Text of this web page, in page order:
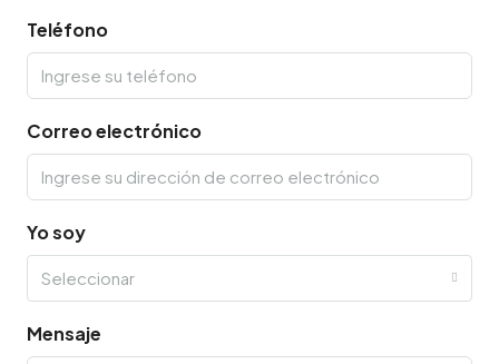
Teléfono
Correo electrónico
Yo soy
Seleccionar
Mensaje